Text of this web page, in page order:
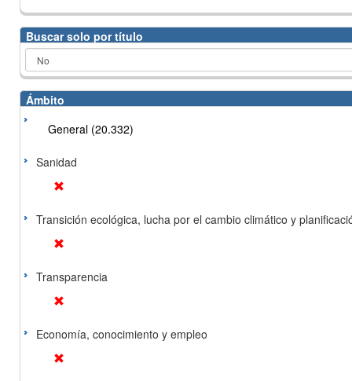
Buscar solo por título
Ámbito
General (20.332)
Sanidad
Transición ecológica, lucha por el cambio climático y
Transparencia
Economía, conocimiento y empleo